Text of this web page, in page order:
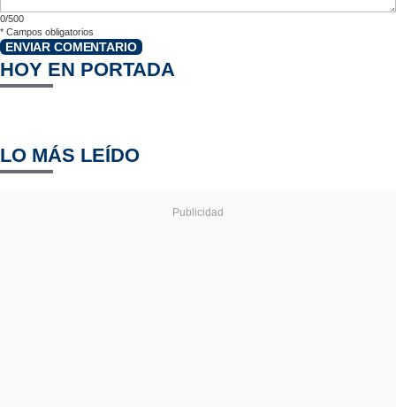
0/500
* Campos obligatorios
ENVIAR COMENTARIO
HOY EN PORTADA
LO MÁS LEÍDO